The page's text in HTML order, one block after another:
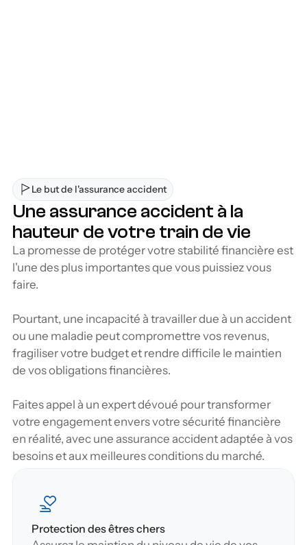
Le but de l'assurance accident
Une assurance accident à la
hauteur de votre train de vie
La promesse de protéger votre stabilité financière est
l'une des plus importantes que vous puissiez vous
faire.
Pourtant, une incapacité à travailler due à un accident
ou une maladie peut compromettre vos revenus,
fragiliser votre budget et rendre difficile le maintien
de vos obligations financières.
Faites appel à un expert dévoué pour transformer
votre engagement envers votre sécurité financière
en réalité, avec une assurance accident adaptée à vos
besoins et aux meilleures conditions du marché.
Protection des êtres chers